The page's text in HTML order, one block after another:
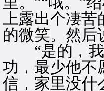
上露出个凄
的微笑。然后
“是的，我
功，最少他不
信，家里没什